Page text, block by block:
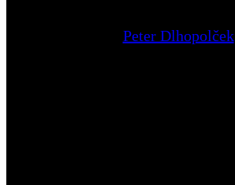
Peter Dlhopolček